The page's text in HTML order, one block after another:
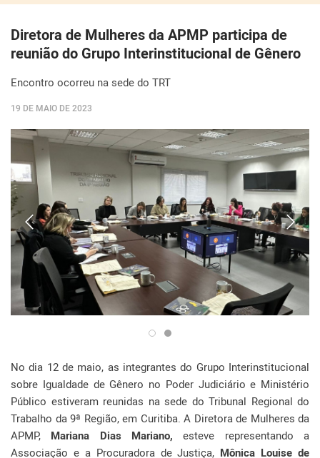
Diretora de Mulheres da APMP participa de
reunião do Grupo Interinstitucional de Gênero
Encontro ocorreu na sede do TRT
19 DE MAIO DE 2023
No dia 12 de maio, as integrantes do Grupo Interinstitucional
sobre Igualdade de Gênero no Poder Judiciário e Ministério
Público estiveram reunidas na sede do Tribunal Regional do
Trabalho da 9ª Região, em Curitiba. A Diretora de Mulheres da
APMP, Mariana Dias Mariano, esteve representando a
Associação e a Procuradora de Justiça, Mônica Louise de